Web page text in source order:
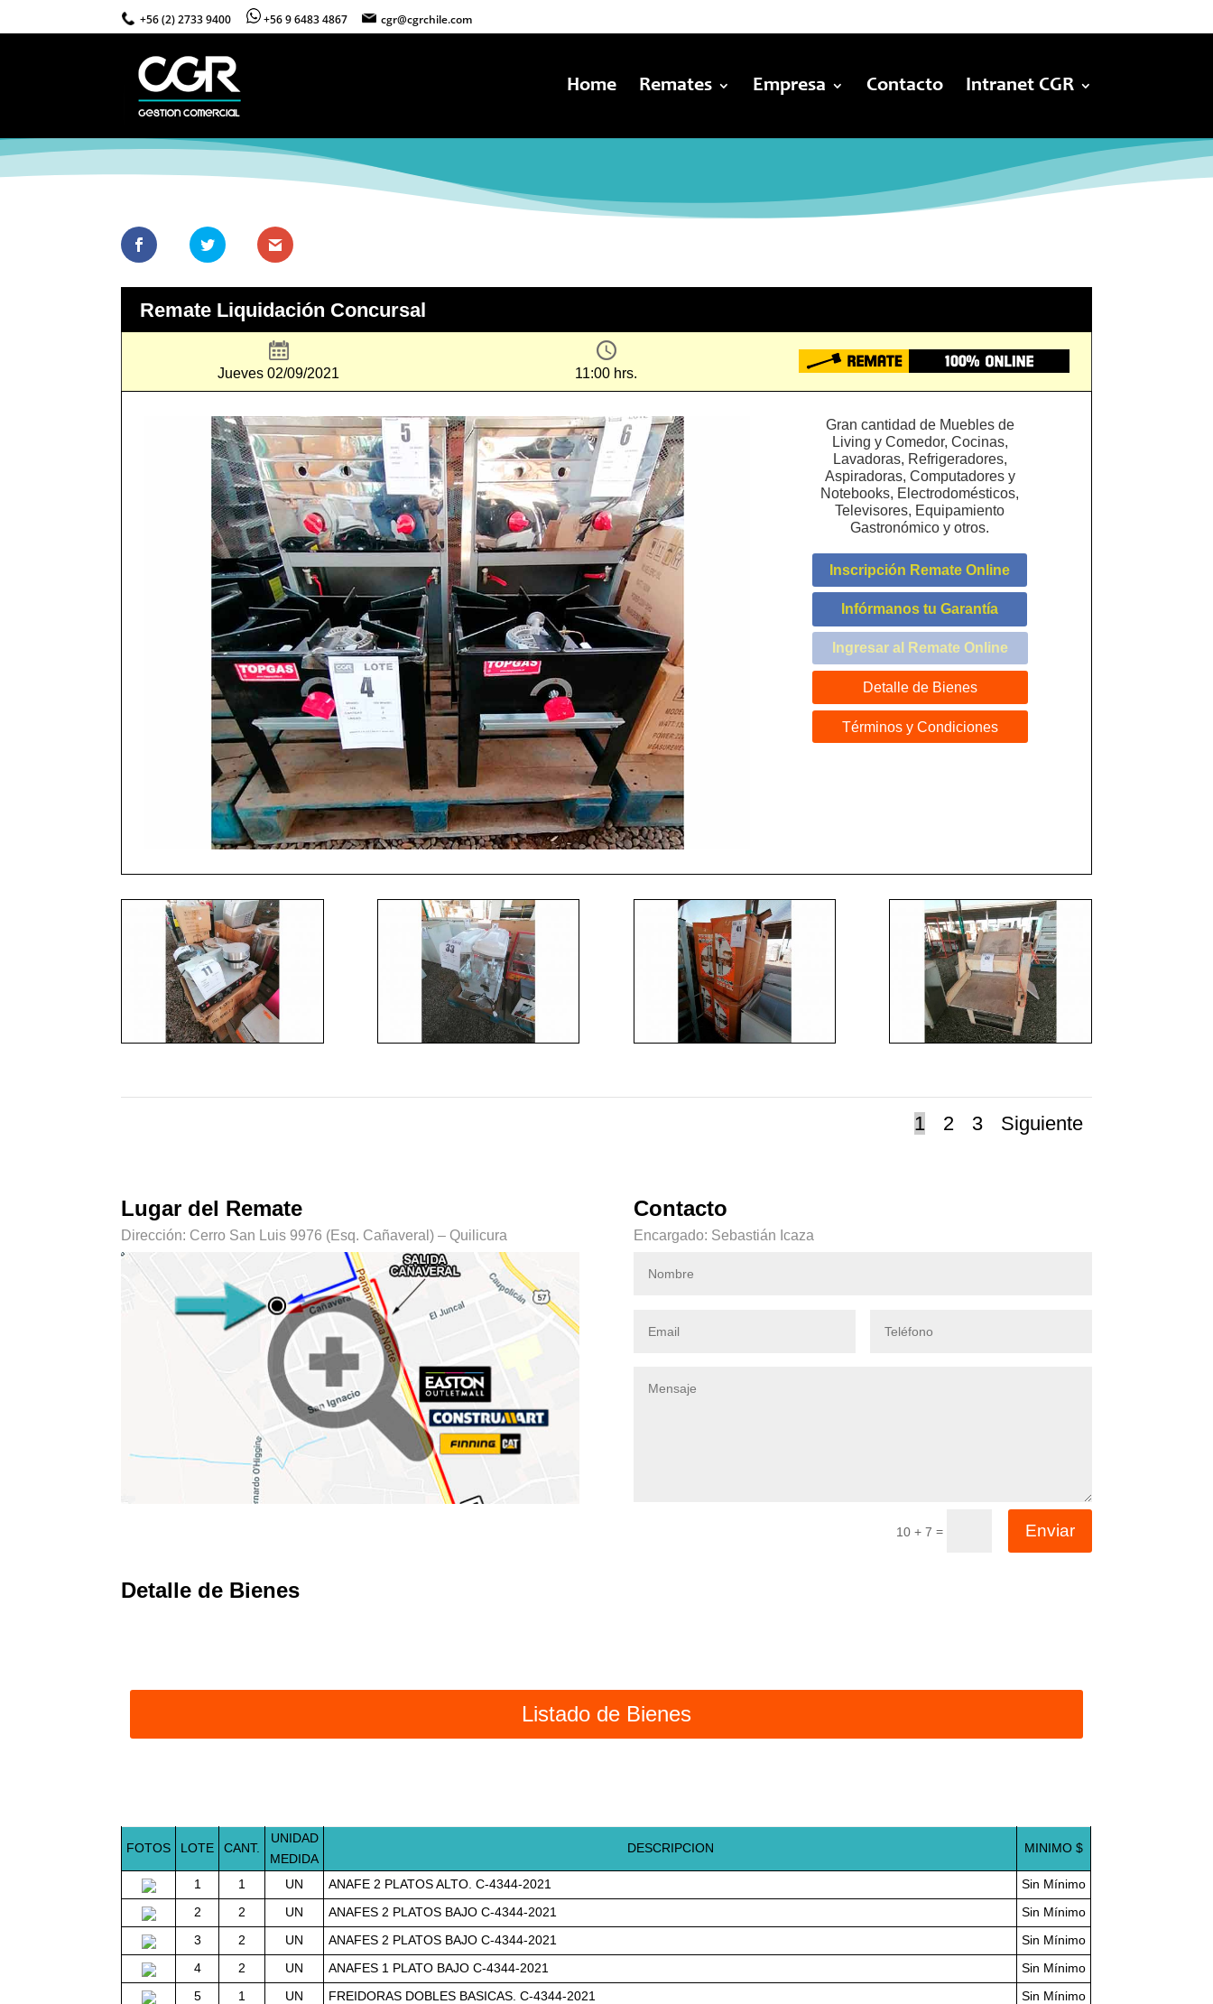
+56 (2) 2733 9400 +56 9 6483 4867 cgr@cgrchile.com
Home Remates Empresa Contacto Intranet CGR
Remate Liquidación Concursal
Jueves 02/09/2021 11:00 hrs.
Gran cantidad de Muebles de
Living y Comedor, Cocinas,
Lavadoras, Refrigeradores,
Aspiradoras, Computadores y
Notebooks, Electrodomésticos,
Televisores, Equipamiento
Gastronómico y otros.
Inscripción Remate Online
Infórmanos tu Garantía
Ingresar al Remate Online
Detalle de Bienes
Términos y Condiciones
1 2 3 Siguiente
Lugar del Remate
Dirección: Cerro San Luis 9976 (Esq. Cañaveral) – Quilicura
Contacto
Encargado: Sebastián Icaza
10 + 7 = Enviar
Detalle de Bienes
Listado de Bienes
FOTOS LOTE CANT.
UNIDAD
MEDIDA
DESCRIPCION MINIMO $
1 1 UN ANAFE 2 PLATOS ALTO. C-4344-2021
Sin Mínimo
2
2 UN ANAFES 2 PLATOS BAJO C-4344-2021
Sin Mínimo
3
2 UN ANAFES 2 PLATOS BAJO C-4344-2021
Sin Mínimo
4
2 UN ANAFES 1 PLATO BAJO C-4344-2021
Sin Mínimo
5
1 UN FREIDORAS DOBLES BASICAS. C-4344-2021
Sin Mínimo